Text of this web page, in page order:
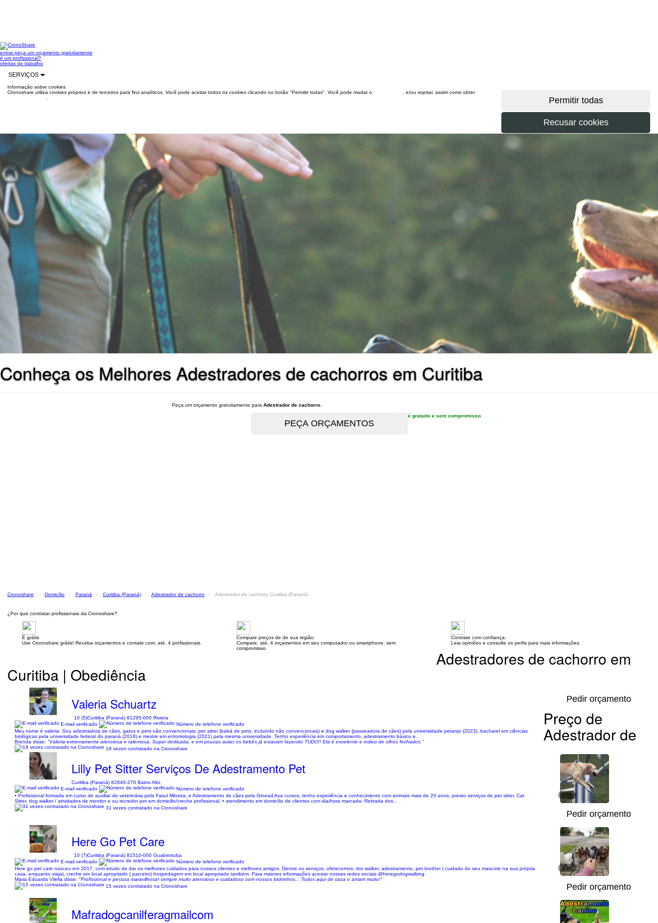
entrarpeça um orçamento gratuitamente
é um profissional?
ofertas de trabalho
SERVIÇOS
Informação sobre cookies
Cronoshare utiliza cookies próprios e de terceiros para fins analíticos. Você pode aceitar todos os cookies clicando no botão "Permitir todas". Você pode mudar o
, e/ou rejeitar, assim como obter
Conheça os Melhores Adestradores de cachorros em Curitiba
Peça um orçamento gratuitamente para Adestrador de cachorro
é gratuito e sem compromisso
Cronoshare Domicílio Paraná Curitiba (Paraná) Adestrador de cachorro Adestrador de cachorro Curitiba (Paraná)
¿Por que contratar profissionais da Cronoshare?
É grátis
Use Cronoshare grátis! Receba orçamentos e contate com, até, 4 profissionais.
Compare preços de de sua região.
Compare, até, 4 orçamentos em seu computador ou smartphone, sem
compromisso.
Contrate com confiança.
Leia opiniões e consulte os perfis para mais informações.
Adestradores de cachorro em
Curitiba | Obediência
Valeria Schuartz
10 (5)Curitiba (Paraná) 81295-000 Riviera
E-mail verificado
Número de telefone verificado
Meu nome é valeria. Sou adestradora de cães, gatos e pets não convencionais; pet sitter (babá de pets, incluindo não convencionais) e dog walker (passeadora de cães) pela universidade petanjo (2023), bacharel em ciências
biológicas pela universidade federal do paraná (2018) e mestre em entomologia (2021) pela mesma universidade. Tenho experiência em comportamento, adestramento básico e...
Brenda disse: "Valeria extremamente atenciosa e talentosa. Super dedicada, e em poucas aulas os bebês já estavam fazendo TUDO!! Ela é excelente e indico de olhos fechados."
19 vezes contratado na Cronoshare
Pedir orçamento
Lilly Pet Sitter Serviços De Adestramento Pet
Curitiba (Paraná) 82840-270 Bairro Alto
E-mail verificado
Número de telefone verificado
• Profissional formada em curso de auxiliar de veterinária pela Fasul Mineira, e Adestramento de cães pela Ginead Ava cursos, tenho experiência e conhecimento com animais mais de 20 anos, presto serviços de pet sitter, Cat
Sitter, dog walker / atividades de monitor e ou recredor pet em domicilio/creche profissional. • atendimento em domicílio de clientes com dia/hora marcada: Retirada dos...
31 vezes contratado na Cronoshare
1/29
Pedir orçamento
Here Go Pet Care
10 (7)Curitiba (Paraná) 81510-000 Guabirotuba
E-mail verificado
Número de telefone verificado
Here go pet care nasceu em 2017, com intuito de dar os melhores cuidados para nossos clientes e melhores amigos. Dentre os serviços, oferecemos: dor walker, adestramento, pet brother ( cuidado do seu mascote na sua própria
casa, enquanto viaja), creche em local apropriado ( parceiro) hospedagem em local apropriado também. Para maiores informações acesse nossas redes sociais @heregodogwalking
Maria Eduarda Vilella disse: "Profissional e pessoa maravilhosa! sempre muito atencioso e cuidadoso com nossos bichinhos... Todos aqui de casa o amam muito!"
15 vezes contratado na Cronoshare
1/15
Pedir orçamento
Mafradogcanilferagmailcom
Preço de
Adestrador de